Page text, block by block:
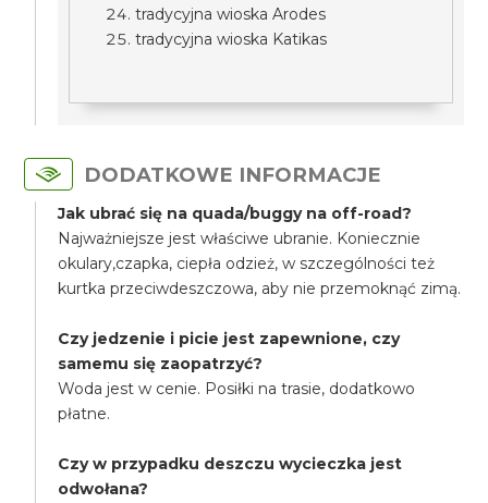
tradycyjna wioska Arodes
tradycyjna wioska Katikas
DODATKOWE INFORMACJE
Jak ubrać się na quada/buggy na off-road?
Najważniejsze jest właściwe ubranie. Koniecznie
okulary,czapka, ciepła odzież, w szczególności też
kurtka przeciwdeszczowa, aby nie przemoknąć zimą.
Czy jedzenie i picie jest zapewnione, czy
samemu się zaopatrzyć?
Woda jest w cenie. Posiłki na trasie, dodatkowo
płatne.
Czy w przypadku deszczu wycieczka jest
odwołana?